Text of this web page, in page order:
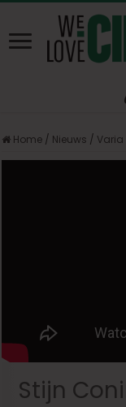
Home / Nieuws / Varia
Stijn